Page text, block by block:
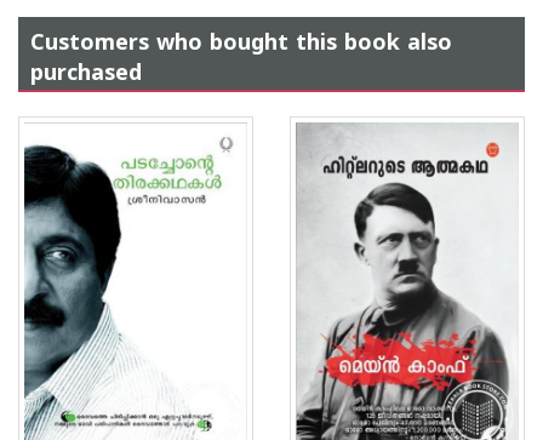
Customers who bought this book also
purchased